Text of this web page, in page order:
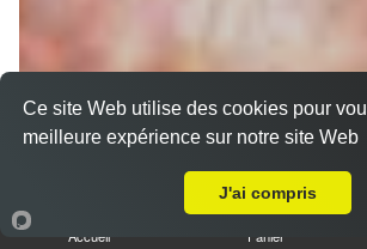
Chirashi
Accueil Panier
Ce site Web utilise des cookies pour
meilleure expérience sur notre site Web
J'ai compris